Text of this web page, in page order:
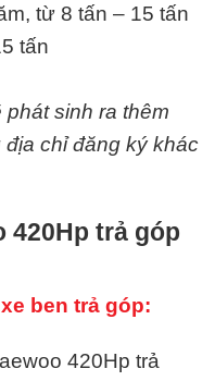
từ 8 tấn – 15 tấn
tấn
sinh ra thêm
chỉ đăng ký khác
420Hp trả góp
ben trả góp:
420Hp trả